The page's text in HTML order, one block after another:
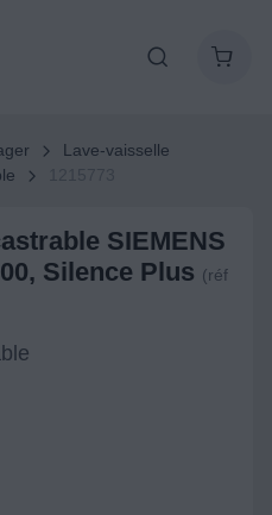
Lave-vaisselle
SIEMENS
Silence Plus (réf